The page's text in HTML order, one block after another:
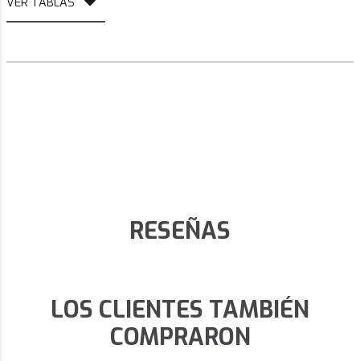
RESEÑAS
LOS CLIENTES TAMBIÉN
COMPRARON